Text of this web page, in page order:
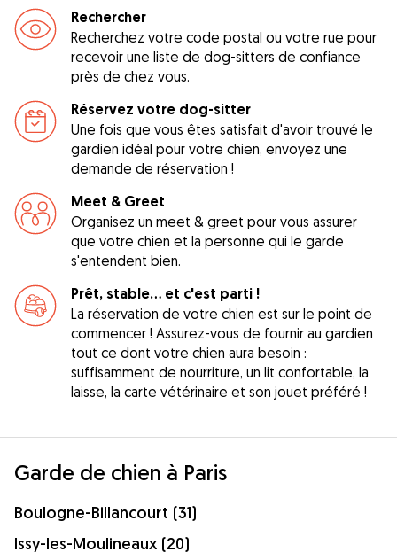
Rechercher
Recherchez votre code postal ou votre rue pour
recevoir une liste de dog-sitters de confiance
près de chez vous.
Réservez votre dog-sitter
Une fois que vous êtes satisfait d'avoir trouvé le
gardien idéal pour votre chien, envoyez une
demande de réservation !
Meet & Greet
Organisez un meet & greet pour vous assurer
que votre chien et la personne qui le garde
s'entendent bien.
Prêt, stable... et c'est parti !
La réservation de votre chien est sur le point de
commencer ! Assurez-vous de fournir au gardien
tout ce dont votre chien aura besoin :
suffisamment de nourriture, un lit confortable, la
laisse, la carte vétérinaire et son jouet préféré !
Garde de chien à Paris
Boulogne-Billancourt (31)
Issy-les-Moulineaux (20)